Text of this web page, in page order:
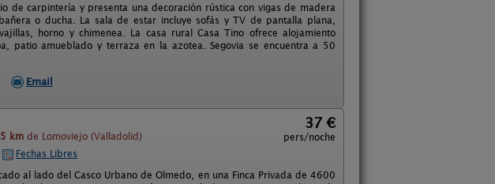
de carpintería y presenta una decoración rústica con vigas de madera
o ducha. La sala de estar incluye sofás y TV de pantalla plana,
horno y chimenea. La casa rural Casa Tino ofrece alojamiento
patio amueblado y terraza en la azotea. Segovia se encuentra a 50
Email
km de Lomoviejo (Valladolid)
37 €
pers/noche
Fechas Libres
al lado del Casco Urbano de Olmedo, en una Finca Privada de 4600